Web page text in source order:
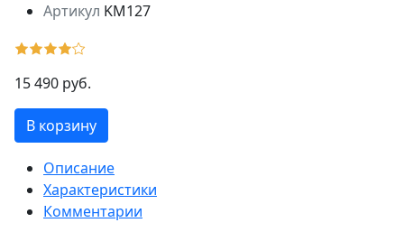
Артикул KM127
15 490 руб.
В корзину
Описание
Характеристики
Комментарии